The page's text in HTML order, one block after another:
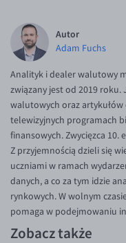
Autor
Adam Fuchs
Analityk i dealer walutowy
związany jest od 2019
walutowych oraz artykułów
telewizyjnych programach
finansowych. Zwycięzca 10.
Z przyjemnością dzieli się
uczniami w ramach
danych, a co za tym idzie
rynkowych. W wolnym
pomaga w podejmowaniu
Zobacz także